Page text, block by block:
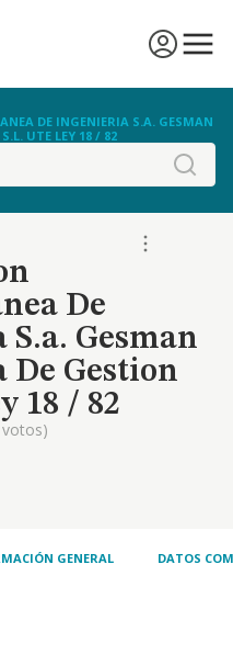
DE INGENIERIA S.A. GESMAN
UTE LEY 18 / 82
De
Gesman
Gestion
18 / 82
votos)
GENERAL DATOS